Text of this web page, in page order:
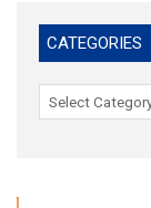
CATEGORIES
Categories